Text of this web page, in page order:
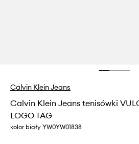
Calvin Klein Jeans
Calvin Klein Jeans tenisówki
LOGO TAG
kolor biały YW0YW01838